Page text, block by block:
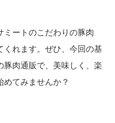
ミートのこだわりの豚肉
くれます。ぜひ、今回の基
豚肉通販で、美味しく、楽
めてみませんか？